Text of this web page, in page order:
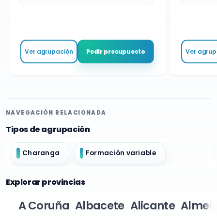
Ver agrupación Pedir presupuesto Ver
NAVEGACIÓN RELACIONADA
Tipos de agrupación
Charanga Formación variable
Explorar provincias
A Coruña Albacete Alicante